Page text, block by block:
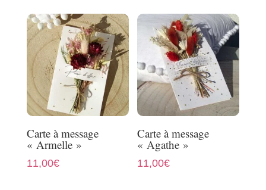
Carte à message
« Armelle »
11,00€
Carte à message
« Agathe »
11,00€